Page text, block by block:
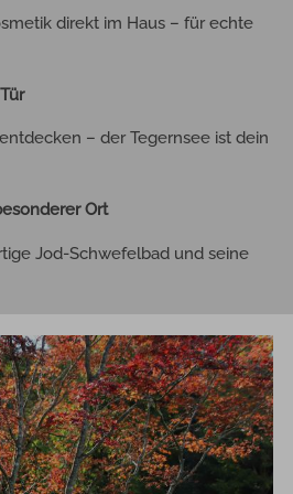
direkt im Haus – für echte
– der Tegernsee ist dein
Ort
Jod-Schwefelbad und seine